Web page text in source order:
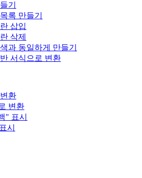
기
록 만들기
삽입
삭제
과 동일하게 만들기
서식으로 변환
환
변환
" 표시
시